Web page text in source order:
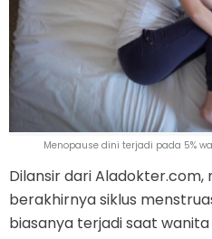
Menopause dini terjadi pada 5%
Dilansir dari Aladokter.com,
berakhirnya siklus
biasanya terjadi saat